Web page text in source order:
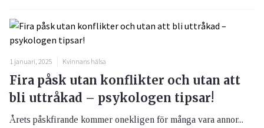
1 januari, 2025 Kvinnans hälsa
Fira påsk utan konflikter och utan att
bli uttråkad – psykologen tipsar!
Årets påskfirande kommer onekligen för många vara annor...